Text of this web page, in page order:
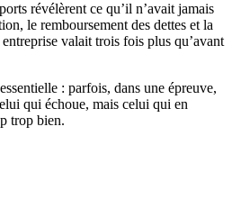
révélèrent ce qu’il n’avait jamais
le remboursement des dettes et la
valait trois fois plus qu’avant
: parfois, dans une épreuve,
qui échoue, mais celui qui en
trop bien.